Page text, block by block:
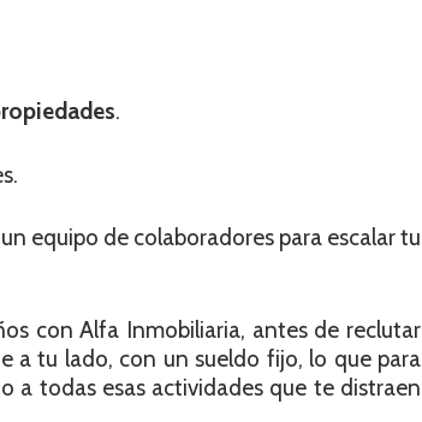
.
equipo de colaboradores para escalar tu
con Alfa Inmobiliaria, antes de reclutar
a tu lado, con un sueldo fijo, lo que para
a todas esas actividades que te distraen